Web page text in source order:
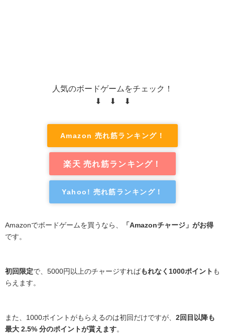
人気のボードゲームをチェック！
⬇ ⬇ ⬇
Amazon 売れ筋ランキング！
楽天 売れ筋ランキング！
Yahoo! 売れ筋ランキング！
Amazonでボードゲームを買うなら、
「Amazonチャージ」がお得
です。
初回限定で、5000円以上のチャージすればもれなく1000ポイント も
らえます。
また、1000ポイントがもらえるのは初回だけですが、 2回目以降も
最大 2.5% 分のポイントが貰えます。